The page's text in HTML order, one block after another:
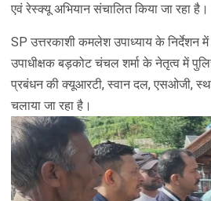
एवं रेस्क्यू अभियान संचालित किया जा रहा
SP उत्तरकाशी कमलेश उपाध्याय के
उपाधीक्षक बड़कोट चंचल शर्मा के नेतृत्व में
प्रबंधन की क्यूआरटी, स्वान दल, एसओजी,
चलाया जा रहा है।